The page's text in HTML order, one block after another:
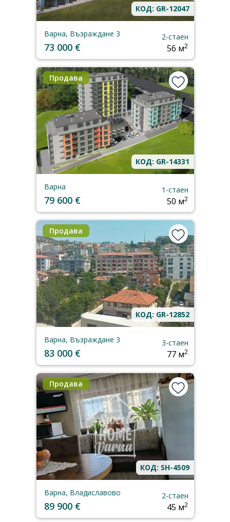
КОД: GR-12047
Варна, Възраждане 3
73 000 €
2-стаен
56 м2
Продава
КОД: GR-14331
Варна
79 600 €
1-стаен
50 м2
Продава
КОД: GR-12852
Варна, Възраждане 3
83 000 €
3-стаен
77 м2
Продава
КОД: SH-4509
Варна, Владиславово
89 900 €
2-стаен
45 м2